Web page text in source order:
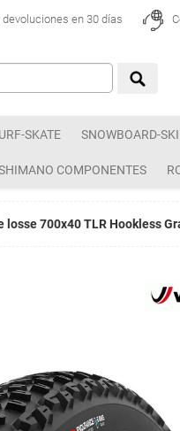
en 30 días
SKATE SNOWBOARD-SKI
COMPONENTES
700x40 TLR Hookless